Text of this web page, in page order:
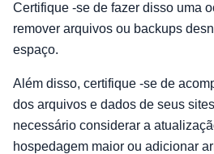
Certifique -se de fazer disso uma
remover arquivos ou backups
espaço.
Além disso, certifique -se de
dos arquivos e dados de seus
necessário considerar a
hospedagem maior ou adicionar